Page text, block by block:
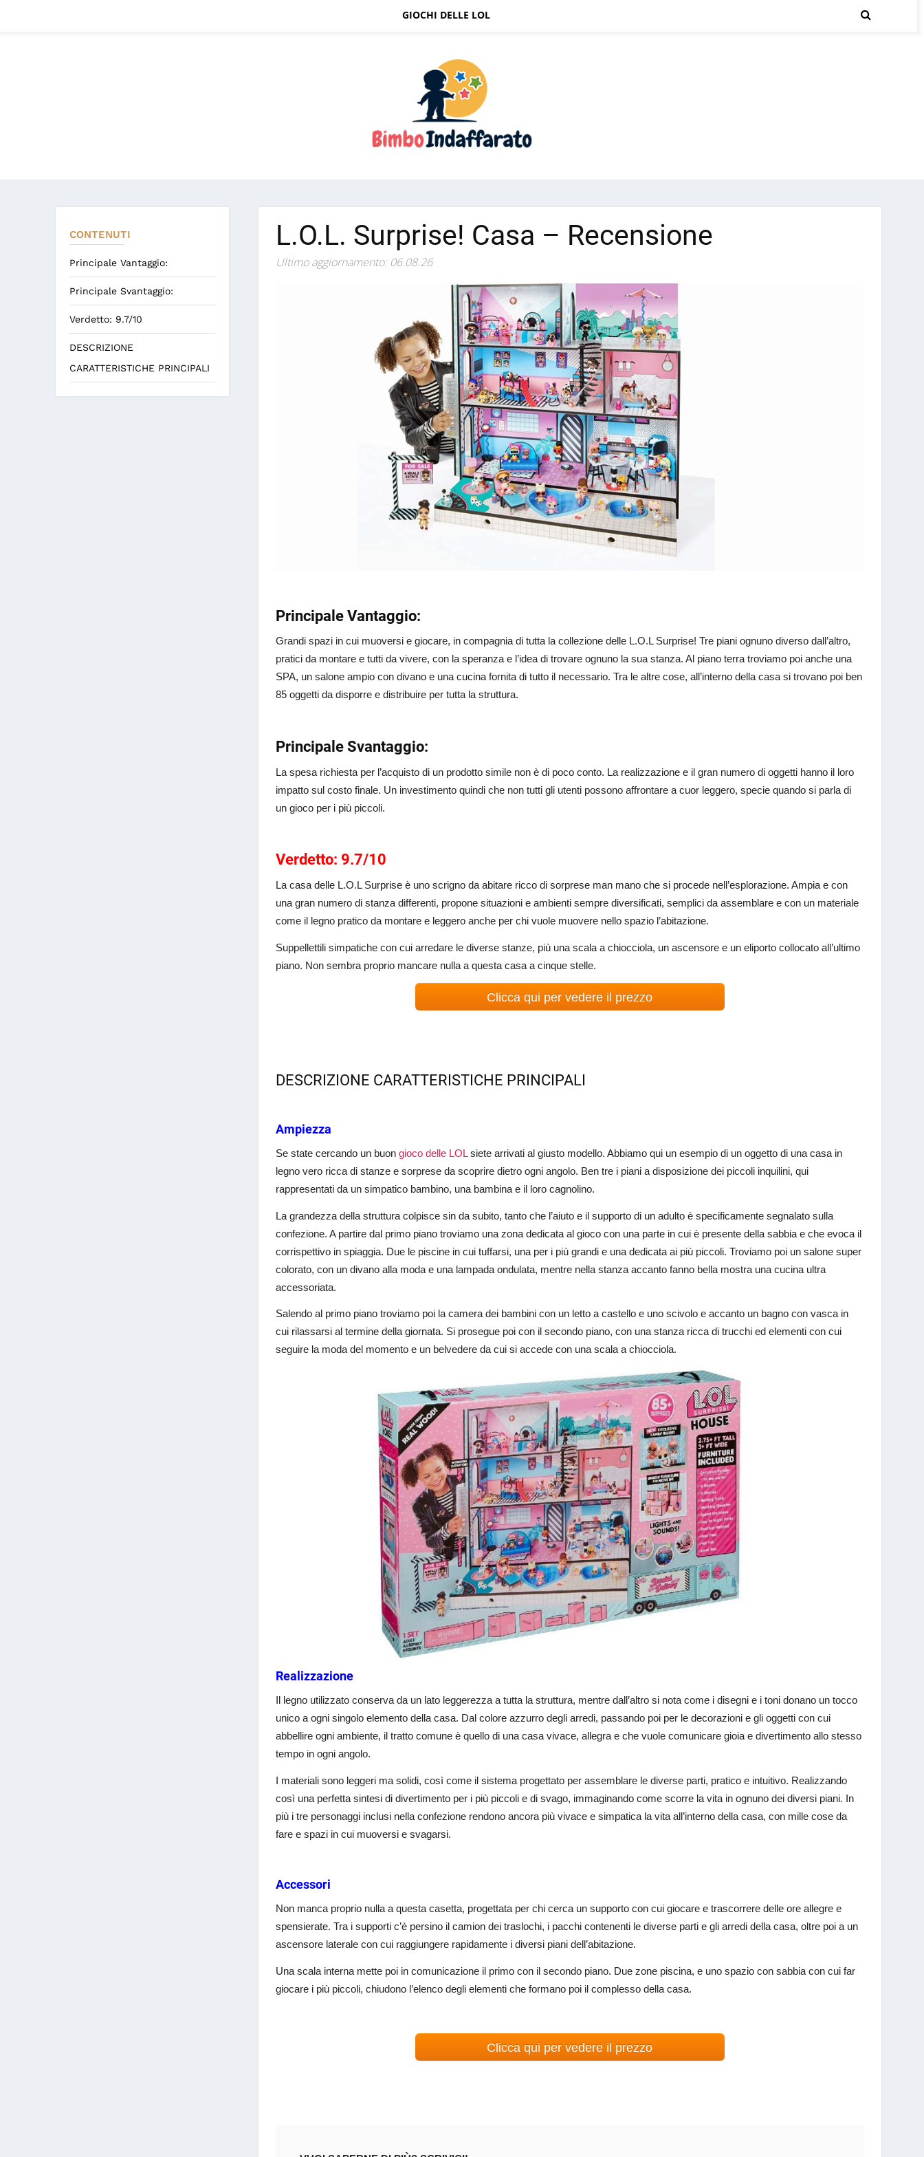
GIOCHI DELLE LOL
CONTENUTI
Principale Vantaggio:
Principale Svantaggio:
Verdetto: 9.7/10
DESCRIZIONE
CARATTERISTICHE PRINCIPALI
L.O.L. Surprise! Casa – Recensione
Ultimo aggiornamento: 06.08.26
Principale Vantaggio:
Grandi spazi in cui muoversi e giocare, in compagnia di tutta la collezione delle L.O.L Surprise! Tre piani ognuno diverso dall’altro,
pratici da montare e tutti da vivere, con la speranza e l’idea di trovare ognuno la sua stanza. Al piano terra troviamo poi anche una
SPA, un salone ampio con divano e una cucina fornita di tutto il necessario. Tra le altre cose, all’interno della casa si trovano poi ben
85 oggetti da disporre e distribuire per tutta la struttura.
Principale Svantaggio:
La spesa richiesta per l’acquisto di un prodotto simile non è di poco conto. La realizzazione e il gran numero di oggetti hanno il loro
impatto sul costo finale. Un investimento quindi che non tutti gli utenti possono affrontare a cuor leggero, specie quando si parla di
un gioco per i più piccoli.
Verdetto: 9.7/10
La casa delle L.O.L Surprise è uno scrigno da abitare ricco di sorprese man mano che si procede nell’esplorazione. Ampia e con
una gran numero di stanza differenti, propone situazioni e ambienti sempre diversificati, semplici da assemblare e con un materiale
come il legno pratico da montare e leggero anche per chi vuole muovere nello spazio l’abitazione.
Suppellettili simpatiche con cui arredare le diverse stanze, più una scala a chiocciola, un ascensore e un eliporto collocato all’ultimo
piano. Non sembra proprio mancare nulla a questa casa a cinque stelle.
Clicca qui per vedere il prezzo
DESCRIZIONE CARATTERISTICHE PRINCIPALI
Ampiezza
Se state cercando un buongioco delle LOL siete arrivati al giusto modello. Abbiamo qui un esempio di un oggetto di una casa in
legno vero ricca di stanze e sorprese da scoprire dietro ogni angolo. Ben tre i piani a disposizione dei piccoli inquilini, qui
rappresentati da un simpatico bambino, una bambina e il loro cagnolino.
La grandezza della struttura colpisce sin da subito, tanto che l’aiuto e il supporto di un adulto è specificamente segnalato sulla
confezione. A partire dal primo piano troviamo una zona dedicata al gioco con una parte in cui è presente della sabbia e che evoca il
corrispettivo in spiaggia. Due le piscine in cui tuffarsi, una per i più grandi e una dedicata ai più piccoli. Troviamo poi un salone super
colorato, con un divano alla moda e una lampada ondulata, mentre nella stanza accanto fanno bella mostra una cucina ultra
accessoriata.
Salendo al primo piano troviamo poi la camera dei bambini con un letto a castello e uno scivolo e accanto un bagno con vasca in
cui rilassarsi al termine della giornata. Si prosegue poi con il secondo piano, con una stanza ricca di trucchi ed elementi con cui
seguire la moda del momento e un belvedere da cui si accede con una scala a chiocciola.
Realizzazione
Il legno utilizzato conserva da un lato leggerezza a tutta la struttura, mentre dall’altro si nota come i disegni e i toni donano un tocco
unico a ogni singolo elemento della casa. Dal colore azzurro degli arredi, passando poi per le decorazioni e gli oggetti con cui
abbellire ogni ambiente, il tratto comune è quello di una casa vivace, allegra e che vuole comunicare gioia e divertimento allo stesso
tempo in ogni angolo.
I materiali sono leggeri ma solidi, così come il sistema progettato per assemblare le diverse parti, pratico e intuitivo. Realizzando
così una perfetta sintesi di divertimento per i più piccoli e di svago, immaginando come scorre la vita in ognuno dei diversi piani. In
più i tre personaggi inclusi nella confezione rendono ancora più vivace e simpatica la vita all’interno della casa, con mille cose da
fare e spazi in cui muoversi e svagarsi.
Accessori
Non manca proprio nulla a questa casetta, progettata per chi cerca un supporto con cui giocare e trascorrere delle ore allegre e
spensierate. Tra i supporti c’è persino il camion dei traslochi, i pacchi contenenti le diverse parti e gli arredi della casa, oltre poi a un
ascensore laterale con cui raggiungere rapidamente i diversi piani dell’abitazione.
Una scala interna mette poi in comunicazione il primo con il secondo piano. Due zone piscina, e uno spazio con sabbia con cui far
giocare i più piccoli, chiudono l’elenco degli elementi che formano poi il complesso della casa.
Clicca qui per vedere il prezzo